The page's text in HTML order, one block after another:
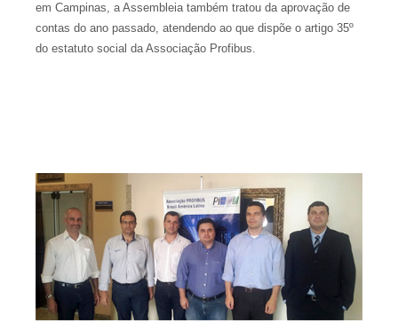
em Campinas, a Assembleia também tratou da aprovação de
contas do ano passado, atendendo ao que dispõe o artigo 35º
do estatuto social da Associação Profibus.